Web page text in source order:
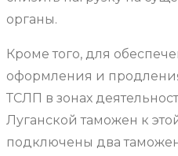
органы.
Кроме того, для
оформления и
ТСЛП в зонах
Луганской таможен к
подключены два